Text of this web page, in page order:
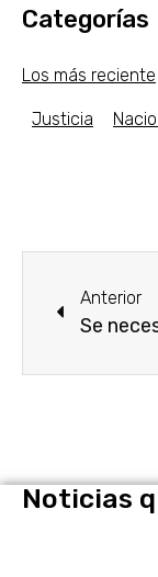
Categorías
Los más reciente
Justicia
Anterior
Noticias